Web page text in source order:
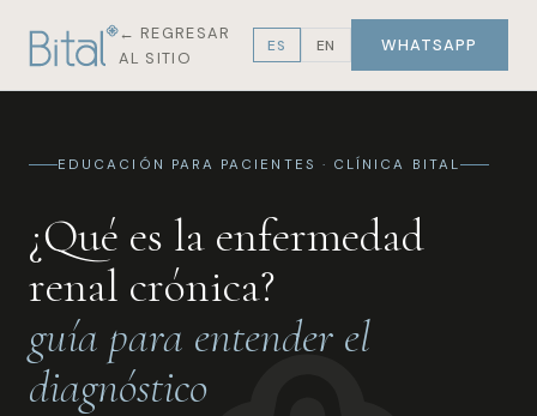
← REGRESAR
AL SITIO
ES EN WHATSAPP
EDUCACIÓN PARA PACIENTES · CLÍNICA BITAL
¿Qué es la enfermedad
renal crónica?
guía para entender el
diagnóstico